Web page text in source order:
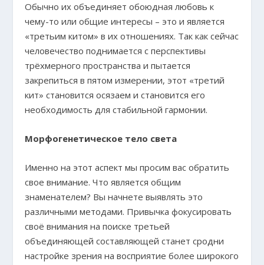
Обычно их объединяет обоюдная любовь к
чему-то или общие интересы – это и является
«третьим китом» в их отношениях. Так как сейчас
человечество поднимается с перспективы
трёхмерного пространства и пытается
закрепиться в пятом измерении, этот «третий
кит» становится осязаем и становится его
необходимость для стабильной гармонии.
Морфогенетическое тело света
Именно на этот аспект мы просим вас обратить
свое внимание. Что является общим
знаменателем? Вы начнете выявлять это
различными методами. Привычка фокусировать
своё внимания на поиске третьей
объединяющей составляющей станет сродни
настройке зрения на восприятие более широкого